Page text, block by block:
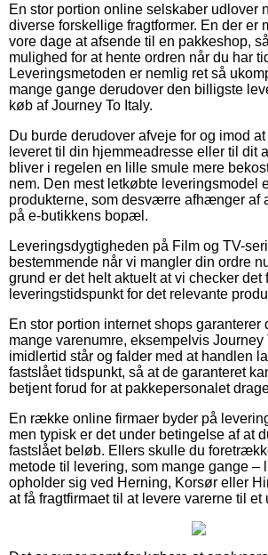
En stor portion online selskaber udlover
diverse forskellige fragtformer. En der er
vore dage at afsende til en pakkeshop,
mulighed for at hente ordren når du har
Leveringsmetoden er nemlig ret så
mange gange derudover den billigste
køb af Journey To Italy.
Du burde derudover afveje for og imod
leveret til din hjemmeadresse eller til dit
bliver i regelen en lille smule mere
nem. Den mest letkøbte leveringsmodel
produkterne, som desværre afhænger
på e-butikkens bopæl.
Leveringsdygtigheden på Film og TV-
bestemmende når vi mangler din ordre
grund er det helt aktuelt at vi checker det
leveringstidspunkt for det relevante
En stor portion internet shops garanterer
mange varenumre, eksempelvis Journey
imidlertid står og falder med at handlen
fastslået tidspunkt, så at de garanteret
betjent forud for at pakkepersonalet
En række online firmaer byder på
men typisk er det under betingelse af at
fastslået beløb. Ellers skulle du
metode til levering, som mange gange –
opholder sig ved Herning, Korsør eller
at få fragtfirmaet til at levere varerne til et